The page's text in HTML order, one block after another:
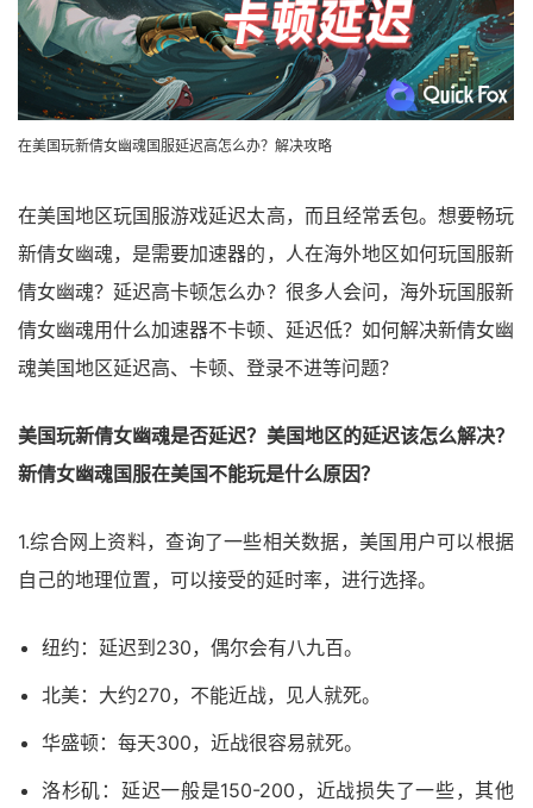
在美国玩新倩女幽魂国服延迟高怎么办？解决攻略
在美国地区玩国服游戏延迟太高，而且经常丢包。想要畅玩
新倩女幽魂，是需要加速器的，人在海外地区如何玩国服新
倩女幽魂？延迟高卡顿怎么办？很多人会问，海外玩国服新
倩女幽魂用什么加速器不卡顿、延迟低？如何解决新倩女幽
魂美国地区延迟高、卡顿、登录不进等问题？
美国玩新倩女幽魂是否延迟？美国地区的延迟该怎么解决？
新倩女幽魂国服在美国不能玩是什么原因？
1.综合网上资料，查询了一些相关数据，美国用户可以根据
自己的地理位置，可以接受的延时率，进行选择。
纽约：延迟到230，偶尔会有八九百。
北美：大约270，不能近战，见人就死。
华盛顿：每天300，近战很容易就死。
洛杉矶：延迟一般是150-200，近战损失了一些，其他